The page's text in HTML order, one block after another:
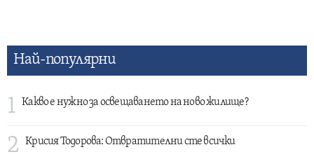
Най-популярни
1 Какво е нужно за освещаването на ново жилище?
2 Крисия Тодорова: Отвратителни сте всички